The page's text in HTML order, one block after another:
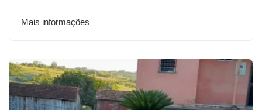
Mais informações